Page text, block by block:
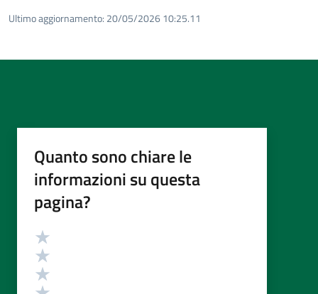
Ultimo aggiornamento: 20/05/2026 10:25.11
Quanto sono chiare le
informazioni su questa
pagina?
Valutazione